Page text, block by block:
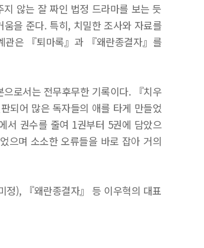
않는 잘 짜인 법정 드라마를 보는 듯
을 준다. 특히, 치밀한 조사와 자료를
관은 『퇴마록』과 『왜란종결자』를
로서는 전무후무한 기록이다. 『치우
되어 많은 독자들의 애를 타게 만들었
서 권수를 줄여 1권부터 5권에 담았으
으며 소소한 오류들을 바로 잡아 거의
정), 『왜란종결자』 등 이우혁의 대표